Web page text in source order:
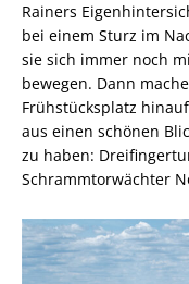
Rainers
bei einem Sturz im
sie sich immer noch
bewegen. Dann
Frühstücksplatz
aus einen schönen
zu haben:
Schrammtorwächter